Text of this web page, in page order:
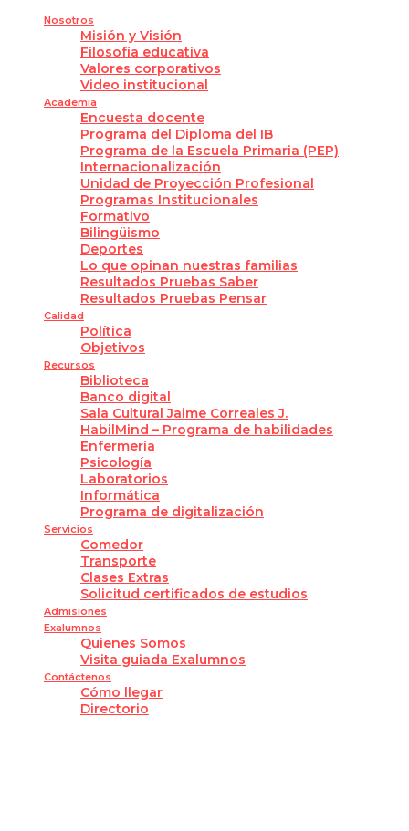
Nosotros
Misión y Visión
Filosofía educativa
Valores corporativos
Video institucional
Academia
Encuesta docente
Programa del Diploma del IB
Programa de la Escuela Primaria (PEP)
Internacionalización
Unidad de Proyección Profesional
Programas Institucionales
Formativo
Bilingüismo
Deportes
Lo que opinan nuestras familias
Resultados Pruebas Saber
Resultados Pruebas Pensar
Calidad
Política
Objetivos
Recursos
Biblioteca
Banco digital
Sala Cultural Jaime Correales J.
HabilMind – Programa de habilidades
Enfermería
Psicología
Laboratorios
Informática
Programa de digitalización
Servicios
Comedor
Transporte
Clases Extras
Solicitud certificados de estudios
Admisiones
Exalumnos
Quienes Somos
Visita guiada Exalumnos
Contáctenos
Cómo llegar
Directorio